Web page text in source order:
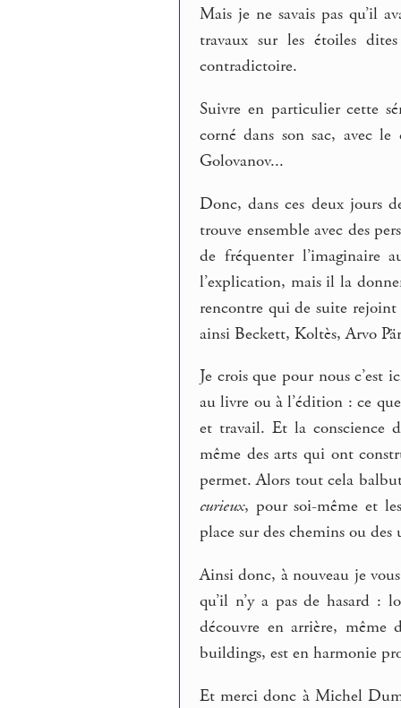
Mais je ne savais pas qu’il
travaux sur les étoiles
contradictoire.
Suivre en particulier cette
corné dans son sac, avec
Golovanov...
Donc, dans ces deux jours
trouve ensemble avec des
de fréquenter l’imaginaire
l’explication, mais il la
rencontre qui de suite rejoint
ainsi Beckett, Koltès, Arvo
Je crois que pour nous c’est
au livre ou à l’édition : ce
et travail. Et la conscience
même des arts qui ont
permet. Alors tout cela
curieux, pour soi-même et
place sur des chemins ou des
Ainsi donc, à nouveau je
qu’il n’y a pas de hasard :
découvre en arrière,
buildings, est en harmonie
Et merci donc à Michel